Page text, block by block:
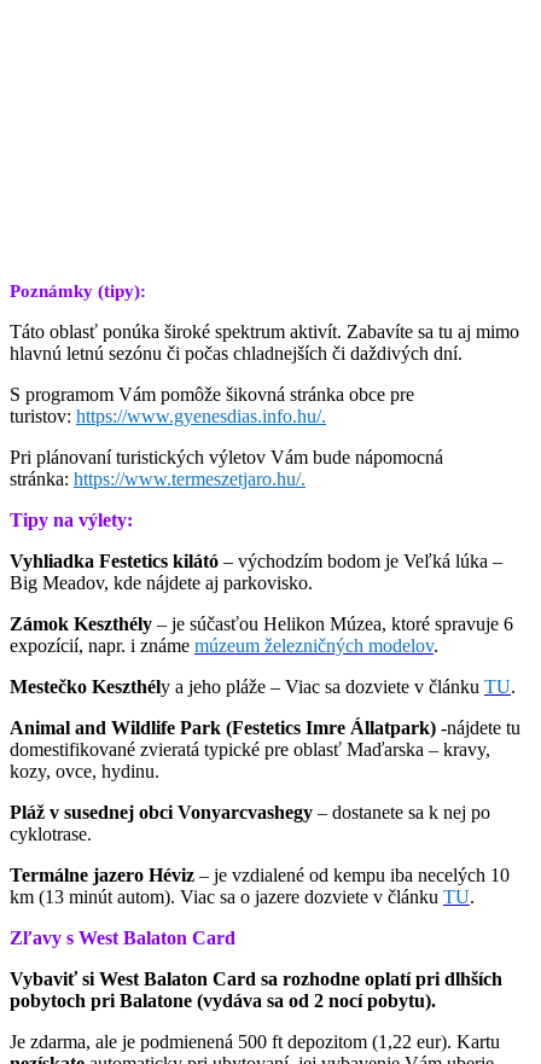
Poznámky (tipy):
Táto oblasť ponúka široké spektrum aktivít. Zabavíte sa tu aj mimo
hlavnú letnú sezónu či počas chladnejších či daždivých dní.
S programom Vám pomôže šikovná stránka obce pre
turistov: https://www.gyenesdias.info.hu/.
Pri plánovaní turistických výletov Vám bude nápomocná
stránka: https://www.termeszetjaro.hu/.
Tipy na výlety:
Vyhliadka Festetics kilátó – východzím bodom je Veľká lúka –
Big Meadov, kde nájdete aj parkovisko.
Zámok Keszthély – je súčasťou Helikon Múzea, ktoré spravuje 6
expozícií, napr. i známe múzeum železničných modelov.
Mestečko Keszthély a jeho pláže – Viac sa dozviete v článku TU.
Animal and Wildlife Park (Festetics Imre Állatpark) -nájdete tu
domestifikované zvieratá typické pre oblasť Maďarska – kravy,
kozy, ovce, hydinu.
Pláž v susednej obci Vonyarcvashegy – dostanete sa k nej po
cyklotrase.
Termálne jazero Héviz – je vzdialené od kempu iba necelých 10
km (13 minút autom). Viac sa o jazere dozviete v článku TU.
Zľavy s West Balaton Card
Vybaviť si West Balaton Card sa rozhodne oplatí pri dlhších
pobytoch pri Balatone (vydáva sa od 2 nocí pobytu).
Je zdarma, ale je podmienená 500 ft depozitom (1,22 eur). Kartu